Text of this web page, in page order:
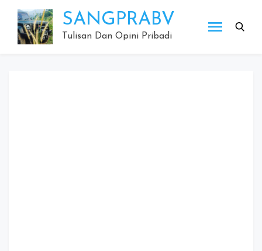
content
SANGPRABV
Tulisan Dan Opini Pribadi